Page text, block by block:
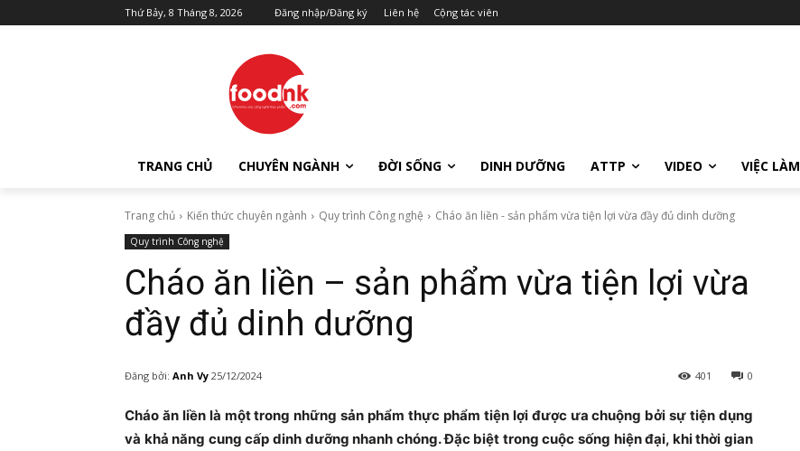
Thứ Bảy, 8 Tháng 8, 2026 Đăng nhập/Đăng ký Liên hệ Cộng tác viên
TRANG CHỦ CHUYÊN NGÀNH ĐỜI SỐNG DINH DƯỠNG ATTP VIDEO VIỆC LÀM
Trang chủ Kiến thức chuyên ngành Quy trình Công nghệ Cháo ăn liền - sản phẩm vừa tiện lợi vừa đầy đủ dinh dưỡng
Quy trình Công nghệ
Cháo ăn liền – sản phẩm vừa tiện lợi vừa
đầy đủ dinh dưỡng
Đăng bởi: Anh Vy 25/12/2024 0
401
Cháo ăn liền là một trong những sản phẩm thực phẩm tiện lợi được ưa chuộng bởi sự tiện dụng
và khả năng cung cấp dinh dưỡng nhanh chóng. Đặc biệt trong cuộc sống hiện đại, khi thời gian